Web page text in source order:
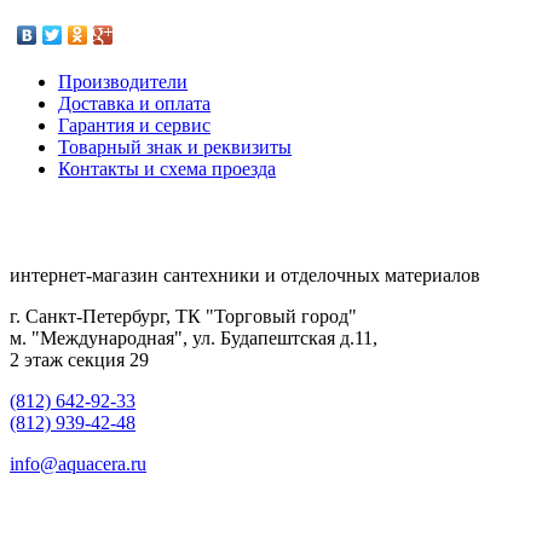
Производители
Доставка и оплата
Гарантия и сервис
Товарный знак и реквизиты
Контакты и схема проезда
интернет-магазин сантехники и отделочных материалов
г. Санкт-Петербург, ТК "Торговый город"
м. "Международная", ул. Будапештская д.11,
2 этаж секция 29
(812) 642-92-33
(812) 939-42-48
info@aquacera.ru